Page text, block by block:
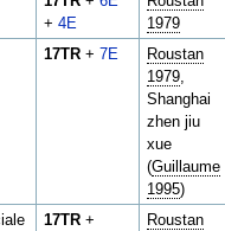
+4E
1979
17TR +7E
Roustan
1979,
Shanghai
zhen jiu
xue
(Guillaume
1995)
17TR +
Roustan